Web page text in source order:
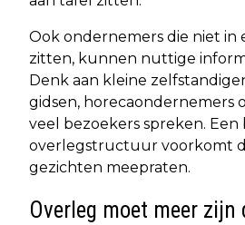
Ook ondernemers die niet in
zitten, kunnen nuttige
Denk aan kleine
gidsen, horecaondernemers
veel bezoekers spreken. Een
overlegstructuur voorkomt
gezichten meepraten.
Overleg moet meer